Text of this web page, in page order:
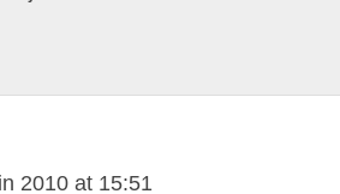
2010 at 15:51